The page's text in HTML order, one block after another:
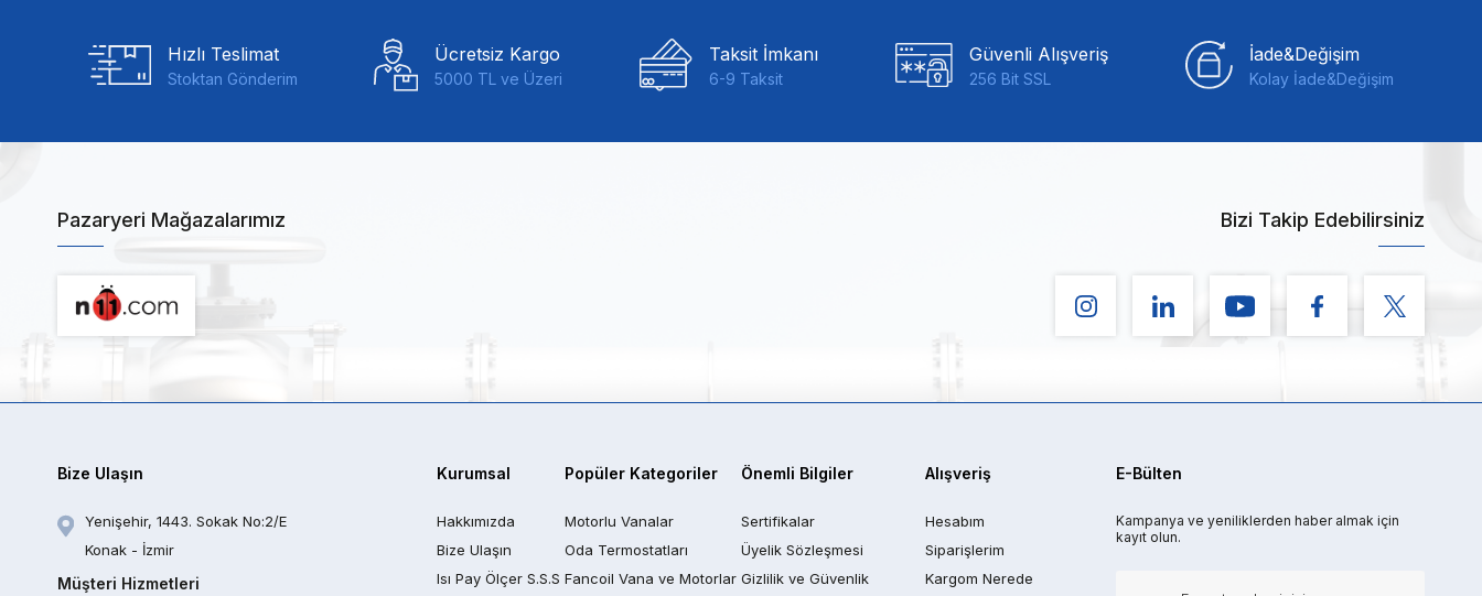
Hızlı Teslimat
Stoktan Gönderim
Ücretsiz Kargo
5000 TL ve Üzeri
Taksit İmkanı
6-9 Taksit
Güvenli Alışveriş
256 Bit SSL
İade&Değişim
Kolay İade&Değişim
Pazaryeri Mağazalarımız Bizi Takip Edebilirsiniz
Bize Ulaşın
Yenişehir, 1443. Sokak No:2/E
Konak - İzmir
Müşteri Hizmetleri
Kurumsal
Hakkımızda
Bize Ulaşın
Isı Pay Ölçer S.S.S
Popüler Kategoriler
Motorlu Vanalar
Oda Termostatları
Fancoil Vana ve Motorlar
Önemli Bilgiler
Sertifikalar
Üyelik Sözleşmesi
Gizlilik ve Güvenlik
Alışveriş
Hesabım
Siparişlerim
Kargom Nerede
E-Bülten
Kampanya ve yeniliklerden haber almak için
kayıt olun.